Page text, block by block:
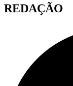
REDAÇÃO